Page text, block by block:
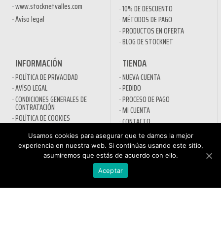
www.stocknetvalles.com
Aviso legal
10% DE DESCUENTO
MÉTODOS DE PAGO
PRODUCTOS EN OFERTA
BLOG DE STOCKNET
INFORMACIÓN
POLÍTICA DE PRIVACIDAD
AVÍSO LEGAL
CONDICIONES GENERALES DE
CONTRATACIÓN
POLÍTICA DE COOKIES
TIENDA
NUEVA CUENTA
PEDIDO
PROCESO DE PAGO
MI CUENTA
CONTACTO
SECTORES
DESINFECTANTES COVID-19
NÁUTICA
Usamos cookies para asegurar que te damos la mejor
experiencia en nuestra web. Si continúas usando este sitio,
asumiremos que estás de acuerdo con ello.
Aceptar